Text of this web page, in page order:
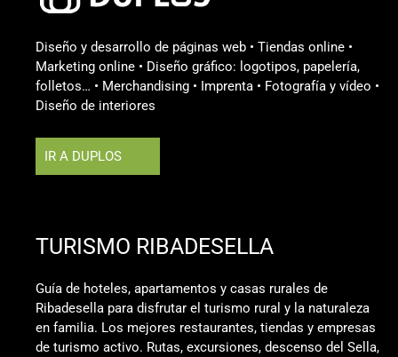
Diseño y desarrollo de páginas web • Tiendas online •
Marketing online • Diseño gráfico: logotipos, papelería,
folletos… • Merchandising • Imprenta • Fotografía y vídeo •
Diseño de interiores
IR A DUPLOS
TURISMO RIBADESELLA
Guía de hoteles, apartamentos y casas rurales de
Ribadesella para disfrutar el turismo rural y la naturaleza
en familia. Los mejores restaurantes, tiendas y empresas
de turismo activo. Rutas, excursiones, descenso del Sella,